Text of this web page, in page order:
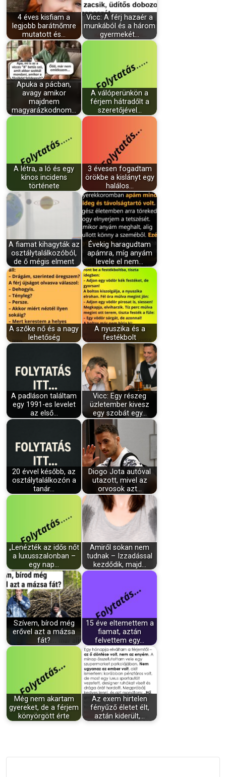
4 éves kisfiam a
legjobb barátnőmre
mutatott és…
Vicc: A férj hazaér a
munkából és a három
gyermekét…
Apuka a pácban,
avagy amikor
majdnem
magyarázkodnom…
A válóperünkön a
férjem hátradőlt a
szeretőjével…
A létra, a ló és egy
kínos incidens
története
3 évesen fogadtam
örökbe a kislányt egy
halálos…
A fiamat kihagyták az
osztálytalálkozóból,
de ő mégis elment
Évekig haragudtam
apámra, míg anyám
levele el nem…
A szőke nő és a nagy
lehetőség
A nyuszika és a
festékbolt
A padláson találtam
egy 1991-es levelet
az első…
Vicc: Egy részeg
üzletember kivesz
egy szobát egy…
20 évvel később, az
osztálytalálkozón a
tanár…
Diogo Jota autóval
utazott, mivel az
orvosok azt…
„Lenézték az idős nőt
a luxusszalonban –
egy nap…
Amiről sokan nem
tudnak – Izzadással
kezdődik, majd…
Szívem, bírod még
erővel azt a mázsa
fát?
15 éve eltemettem a
fiamat, aztán
felvettem egy…
Még nem akartam
gyereket, de a férjem
könyörgött érte
Az exem hirtelen
fényűző életet élt,
aztán kiderült,…